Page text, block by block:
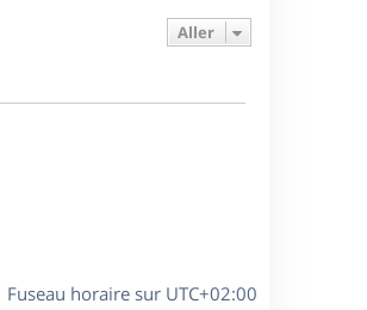
Aller
Fuseau horaire sur UTC+02:00